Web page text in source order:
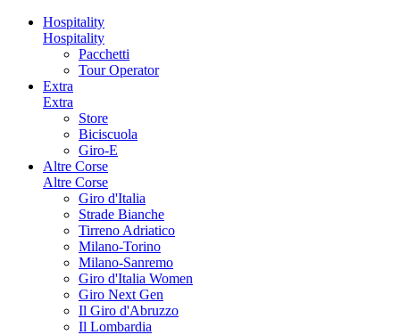
Hospitality
Hospitality
Pacchetti
Tour Operator
Extra
Extra
Store
Biciscuola
Giro-E
Altre Corse
Altre Corse
Giro d'Italia
Strade Bianche
Tirreno Adriatico
Milano-Torino
Milano-Sanremo
Giro d'Italia Women
Giro Next Gen
Il Giro d'Abruzzo
Il Lombardia